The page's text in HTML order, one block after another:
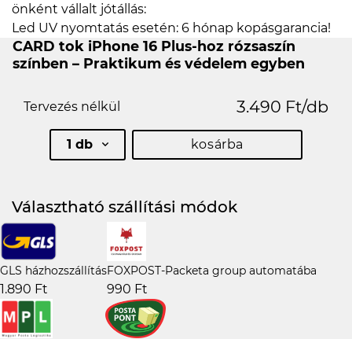
önként vállalt jótállás:
Led UV nyomtatás esetén: 6 hónap kopásgarancia!
CARD tok iPhone 16 Plus-hoz rózsaszín
színben – Praktikum és védelem egyben
Tervezés nélkül 3.490 Ft/db
1 db kosárba
Választható szállítási módok
GLS házhozszállítás
1.890 Ft
FOXPOST-Packeta group automatába
990 Ft